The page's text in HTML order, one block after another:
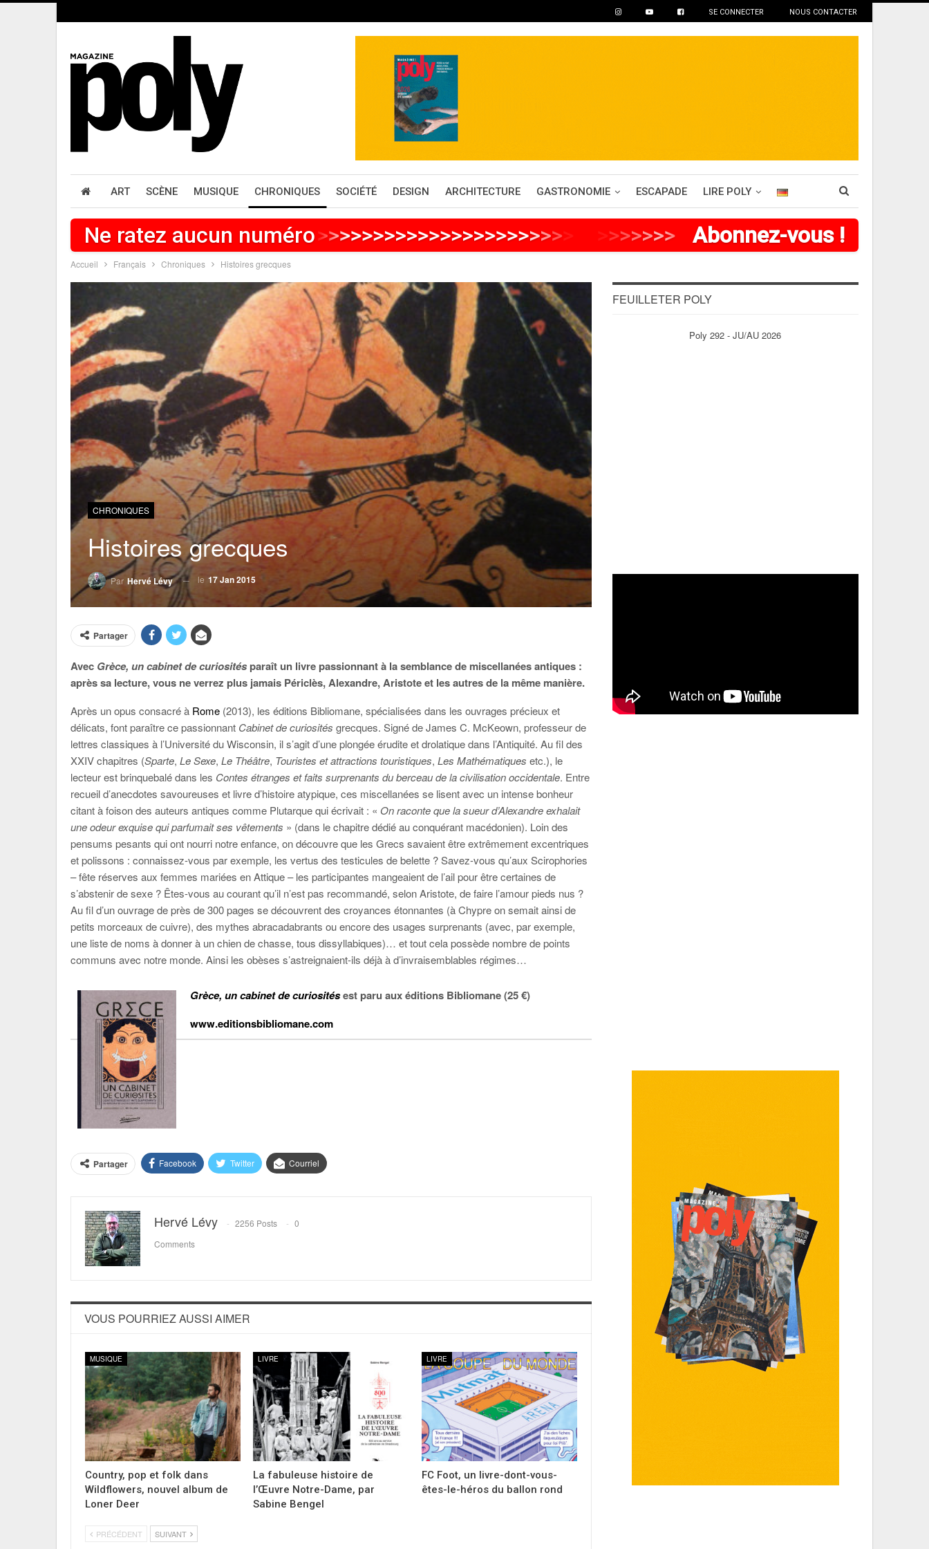
SE CONNECTER NOUS CONTACTER
ART SCÈNE MUSIQUE CHRONIQUES SOCIÉTÉ DESIGN ARCHITECTURE GASTRONOMIE ESCAPADE LIRE POLY
Ne ratez aucun numéro >>>>>>>>>>>>>>>>>>>>>> >>>>> Abonnez-vous !
Accueil Français Chroniques Histoires grecques
CHRONIQUES
Histoires grecques
Par Hervé Lévy le 17 Jan 2015
Partager
Avec Grèce, un cabinet de curiositésparaît un livre passionnant à la semblance de miscellanées antiques :
après sa lecture, vous ne verrez plus jamais Périclès, Alexandre, Aristote et les autres de la même manière.
Après un opus consacré à Rome (2013), les éditions Bibliomane, spécialisées dans les ouvrages précieux et
délicats, font paraître ce passionnant Cabinet de curiosités grecques. Signé de James C. McKeown, professeur de
lettres classiques à l’Université du Wisconsin, il s’agit d’une plongée érudite et drolatique dans l’Antiquité. Au fil des
XXIV chapitres (Sparte, Le Sexe, Le Théâtre, Touristes et attractions touristiques, Les Mathématiques etc.), le
lecteur est brinquebalé dans les Contes étranges et faits surprenants du berceau de la civilisation occidentale. Entre
recueil d’anecdotes savoureuses et livre d’histoire atypique, ces miscellanées se lisent avec un intense bonheur
citant à foison des auteurs antiques comme Plutarque qui écrivait : « On raconte que la sueur d’Alexandre exhalait
une odeur exquise qui parfumait ses vêtements » (dans le chapitre dédié au conquérant macédonien). Loin des
pensums pesants qui ont nourri notre enfance, on découvre que les Grecs savaient être extrêmement excentriques
et polissons : connaissez-vous par exemple, les vertus des testicules de belette ? Savez-vous qu’aux Scirophories
– fête réserves aux femmes mariées en Attique – les participantes mangeaient de l’ail pour être certaines de
s’abstenir de sexe ? Êtes-vous au courant qu’il n’est pas recommandé, selon Aristote, de faire l’amour pieds nus ?
Au fil d’un ouvrage de près de 300 pages se découvrent des croyances étonnantes (à Chypre on semait ainsi de
petits morceaux de cuivre), des mythes abracadabrants ou encore des usages surprenants (avec, par exemple,
une liste de noms à donner à un chien de chasse, tous dissyllabiques)… et tout cela possède nombre de points
communs avec notre monde. Ainsi les obèses s’astreignaient-ils déjà à d’invraisemblables régimes…
Grèce, un cabinet de curiositésest paru aux éditions Bibliomane (25 €)
www.editionsbibliomane.com
Partager Facebook Twitter Courriel
Hervé Lévy 2256 Posts
0
Comments
VOUS POURRIEZ AUSSI AIMER
MUSIQUE
Country, pop et folk dans
Wildflowers, nouvel album de
Loner Deer
LIVRE
La fabuleuse histoire de
l’Œuvre Notre-Dame, par
Sabine Bengel
LIVRE
FC Foot, un livre-dont-vous-
êtes-le-héros du ballon rond
PRÉCÉDENT SUIVANT
FEUILLETER POLY
Poly 292 - JU/AU 2026